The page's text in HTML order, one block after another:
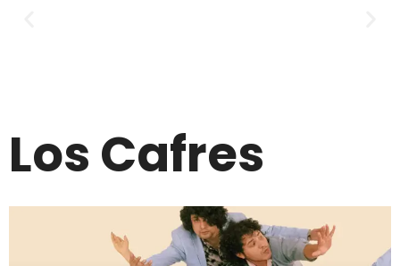
Los Cafres